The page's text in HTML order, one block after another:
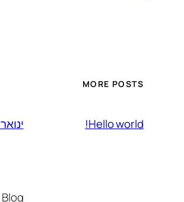
MORE POSTS
Hello world! ינואר 12, 2025
Blog